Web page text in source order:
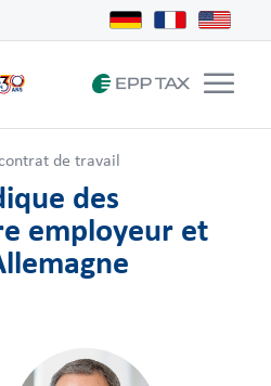
de travail
des
employeur et